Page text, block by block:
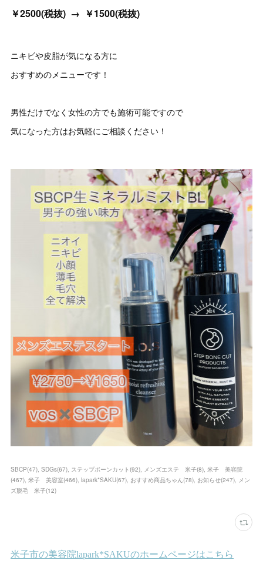
￥2500(税抜) → ￥1500(税抜)
ニキビや皮脂が気になる方に
おすすめのメニューです！
男性だけでなく女性の方でも施術可能ですので
気になった方はお気軽にご相談ください！
SBCP(47) SDGs(67) ステップボーンカット(92) メンズエステ 米子(8) 米子 美容院
(467) 米子 美容室(466) lapark*SAKU(67) おすすめ商品ちゃん(78) お知らせ(247) メン
ズ脱毛 米子(12)